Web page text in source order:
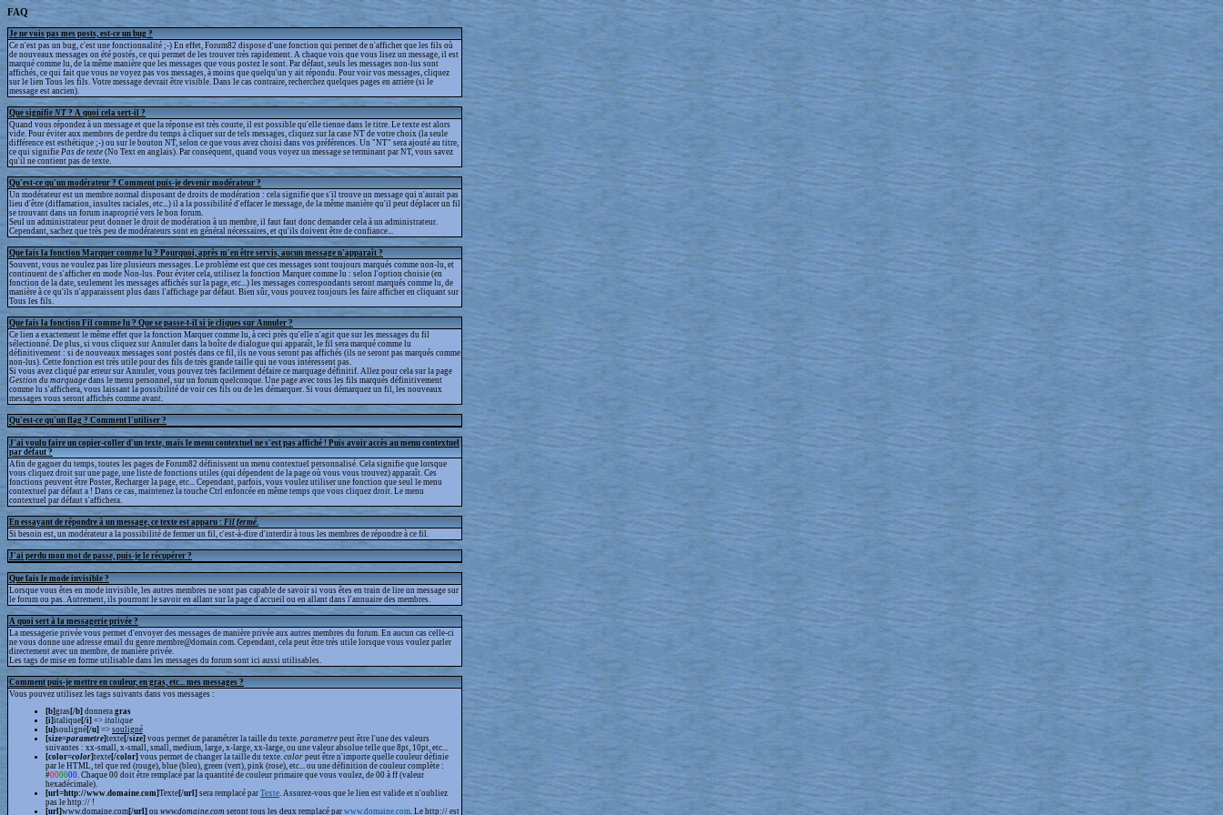
FAQ
Je ne vois pas mes posts, est-ce un bug ?
Ce n'est pas un bug, c'est une fonctionnalité ;-) En effet, Forum82 dispose d'une fonction qui permet de n'afficher que les fils où
de nouveaux messages on été postés, ce qui permet de les trouver très rapidement. A chaque vois que vous lisez un message, il est
marqué comme lu, de la même manière que les messages que vous postez le sont. Par défaut, seuls les messages non-lus sont
affichés, ce qui fait que vous ne voyez pas vos messages, à moins que quelqu'un y ait répondu. Pour voir vos messages, cliquez
sur le lien Tous les fils. Votre message devrait être visible. Dans le cas contraire, recherchez quelques pages en arrière (si le
message est ancien).
Que signifie NT ? A quoi cela sert-il ?
Quand vous répondez à un message et que la réponse est très courte, il est possible qu'elle tienne dans le titre. Le texte est alors
vide. Pour éviter aux membres de perdre du temps à cliquer sur de tels messages, cliquez sur la case NT de votre choix (la seule
différence est esthétique ;-) ou sur le bouton NT, selon ce que vous avez choisi dans vos préférences. Un "NT" sera ajouté au titre,
ce qui signifie Pas de texte (No Text en anglais). Par conséquent, quand vous voyez un message se terminant par NT, vous savez
qu'il ne contient pas de texte.
Qu'est-ce qu'un modérateur ? Comment puis-je devenir modérateur ?
Un modérateur est un membre normal disposant de droits de modération : cela signifie que s'il trouve un message qui n'aurait pas
lieu d'être (diffamation, insultes raciales, etc...) il a la possibilité d'effacer le message, de la même manière qu'il peut déplacer un fil
se trouvant dans un forum inaproprié vers le bon forum.
Seul un administrateur peut donner le droit de modération à un membre, il faut faut donc demander cela à un administrateur.
Cependant, sachez que très peu de modérateurs sont en général nécessaires, et qu'ils doivent être de confiance...
Que fais la fonction Marquer comme lu ? Pourquoi, après m'en être servis, aucun message n'apparaît ?
Souvent, vous ne voulez pas lire plusieurs messages. Le problème est que ces messages sont toujours marqués comme non-lu, et
continuent de s'afficher en mode Non-lus. Pour éviter cela, utilisez la fonction Marquer comme lu : selon l'option choisie (en
fonction de la date, seulement les messages affichés sur la page, etc...) les messages correspondants seront marqués comme lu, de
manière à ce qu'ils n'apparaissent plus dans l'affichage par défaut. Bien sûr, vous pouvez toujours les faire afficher en cliquant sur
Tous les fils.
Que fais la fonction Fil comme lu ? Que se passe-t-il si je cliques sur Annuler ?
Ce lien a exactement le même effet que la fonction Marquer comme lu, à ceci près qu'elle n'agit que sur les messages du fil
sélectionné. De plus, si vous cliquez sur Annuler dans la boîte de dialogue qui apparaît, le fil sera marqué comme lu
définitivement : si de nouveaux messages sont postés dans ce fil, ils ne vous seront pas affichés (ils ne seront pas marqués comme
non-lus). Cette fonction est très utile pour des fils de très grande taille qui ne vous intéressent pas.
Si vous avez cliqué par erreur sur Annuler, vous pouvez très facilement défaire ce marquage définitif. Allez pour cela sur la page
Gestion du marquage dans le menu personnel, sur un forum quelconque. Une page avec tous les fils marqués définitivement
comme lu s'affichera, vous laissant la possibilité de voir ces fils ou de les démarquer. Si vous démarquez un fil, les nouveaux
messages vous seront affichés comme avant.
Qu'est-ce qu'un flag ? Comment l'utiliser ?
J'ai voulu faire un copier-coller d'un texte, mais le menu contextuel ne s'est pas affiché ! Puis avoir accès au menu contextuel
par défaut ?
Afin de gagner du temps, toutes les pages de Forum82 définissent un menu contextuel personnalisé. Cela signifie que lorsque
vous cliquez droit sur une page, une liste de fonctions utiles (qui dépendent de la page où vous vous trouvez) apparaît. Ces
fonctions peuvent être Poster, Recharger la page, etc... Cependant, parfois, vous voulez utiliser une fonction que seul le menu
contextuel par défaut a ! Dans ce cas, maintenez la touche Ctrl enfoncée en même temps que vous cliquez droit. Le menu
contextuel par défaut s'affichera.
En essayant de répondre à un message, ce texte est apparu : Fil fermé
Si besoin est, un modérateur a la possibilité de fermer un fil, c'est-à-dire d'interdir à tous les membres de répondre à ce fil.
J'ai perdu mon mot de passe, puis-je le récupérer ?
Que fais le mode invisible ?
Lorsque vous êtes en mode invisible, les autres membres ne sont pas capable de savoir si vous êtes en train de lire un message sur
le forum ou pas. Autrement, ils pourront le savoir en allant sur la page d'accueil ou en allant dans l'annuaire des membres.
A quoi sert à la messagerie privée ?
La messagerie privée vous permet d'envoyer des messages de manière privée aux autres membres du forum. En aucun cas celle-ci
ne vous donne une adresse email du genre membre@domain.com. Cependant, cela peut être très utile lorsque vous voulez parler
directement avec un membre, de manière privée.
Les tags de mise en forme utilisable dans les messages du forum sont ici aussi utilisables.
Comment puis-je mettre en couleur, en gras, etc... mes messages ?
Vous pouvez utilisez les tags suivants dans vos messages :
[b]gras[/b] donnera gras
[i]italique[/i] => italique
[u]souligné[/u] => souligné
[size=parametre]texte[/size] vous permet de paramétrer la taille du texte. parametre peut être l'une des valeurs
suivantes : xx-small, x-small, small, medium, large, x-large, xx-large, ou une valeur absolue telle que 8pt, 10pt, etc...
[color=color]texte[/color] vous permet de changer la taille du texte. color peut être n'importe quelle couleur définie
par le HTML, tel que red (rouge), blue (bleu), green (vert), pink (rose), etc... ou une définition de couleur complète :
#000000 . Chaque 00 doit être remplacé par la quantité de couleur primaire que vous voulez, de 00 à ff (valeur
hexadécimale).
[url=http://www.domaine.com]Texte[/url] sera remplacé par Texte . Assurez-vous que le lien est valide et n'oubliez
pas le http:// !
[url]www.domaine.com[/url] ou www.domaine.com seront tous les deux remplacé par www.domaine.com . Le http:// est